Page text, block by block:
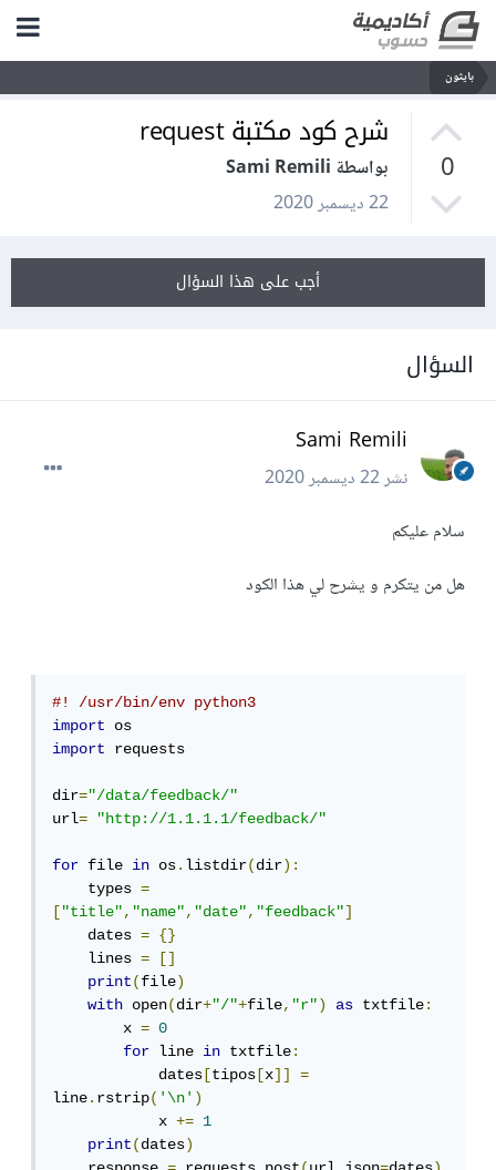
بايثون
0
شرح كود مكتبة request
بواسطة Sami Remili
22 ديسمبر 2020
أجب على هذا السؤال
السؤال
Sami Remili
نشر22 ديسمبر 2020
سلام عليكم
هل من يتكرم و يشرح لي هذا الكود
#! /usr/bin/env python3
import
import
requests
dir="/data/feedback/"
url= "http://1.1.1.1/feedback/"
for file in os.listdir(dir):
    types
=
["title","name","date","feedback"]
    dates
=
{}
    lines
=
[]
print(file)
with open(dir+"/"+file,"r") as txtfile:
        x
=
0
for line in txtfile:
            dates
[tipos [x]]
=
line.rstrip('\n')
            x
+=
1
print(dates)